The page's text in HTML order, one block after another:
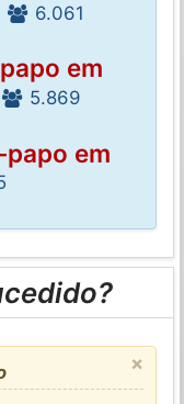
6.061
em
5.869
em
×